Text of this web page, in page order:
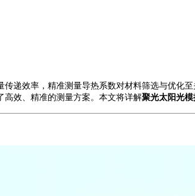
递效率，精准测量导热系数对材料筛选与优化至
高效、精准的测量方案。本文将详解聚光太阳光模